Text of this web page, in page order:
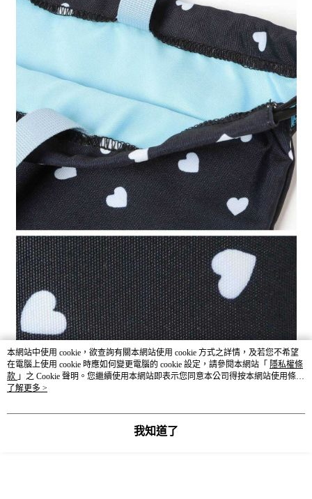
本網站中使用 cookie，欲查詢有關本網站使用 cookie 方式之詳情，及若您不希望
在電腦上使用 cookie 時應如何變更電腦的 cookie 設定，請參閱本網站「 隱私權條
款 」之 Cookie 聲明。您繼續使用本網站即表示您同意本公司得按本網站使用條款
之 Cookie 聲明使用 cookie。
了解更多 >
我知道了